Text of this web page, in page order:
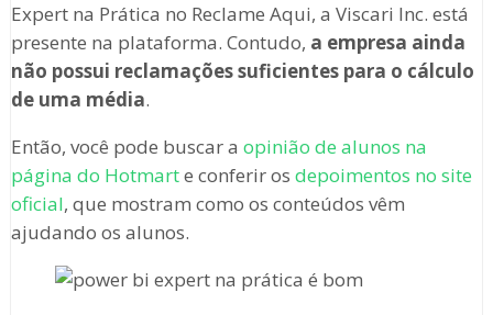
Expert na Prática no Reclame Aqui, a Viscari Inc. está
presente na plataforma. Contudo, a empresa ainda
não possui reclamações suficientes para o cálculo
de uma média.
Então, você pode buscar a opinião de alunos na
página do Hotmarte conferir os depoimentos no site
oficial, que mostram como os conteúdos vêm
ajudando os alunos.